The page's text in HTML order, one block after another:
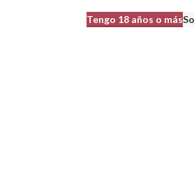
Tengo 18 años o más